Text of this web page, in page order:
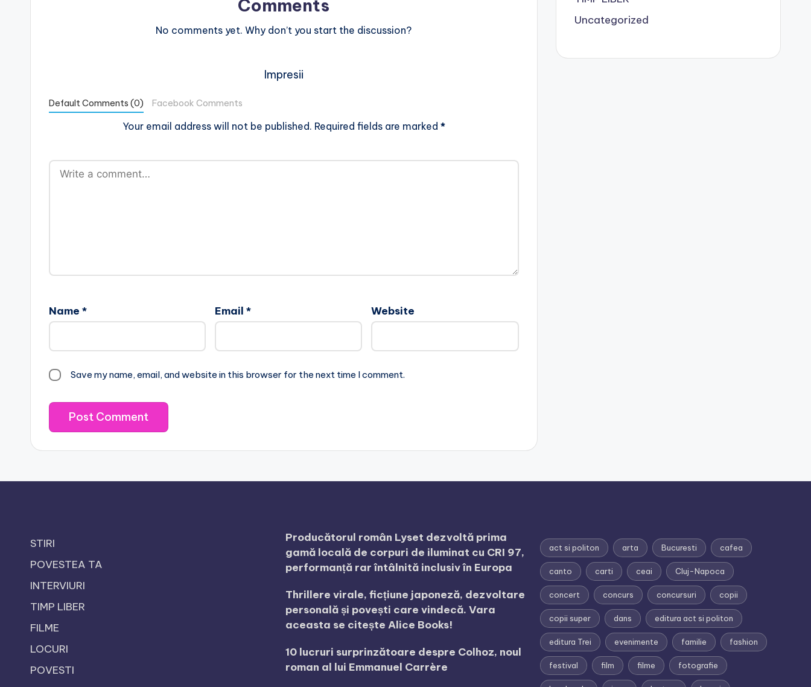
Comments
No comments yet. Why don’t you start the discussion?
Impresii
Default Comments (0) Facebook Comments
Your email address will not be published. Required fields are marked *
Name * Email * Website
Save my name, email, and website in this browser for the next time I comment.
Uncategorized
STIRI
POVESTEA TA
INTERVIURI
TIMP LIBER
FILME
LOCURI
POVESTI
Producătorul român Lyset dezvoltă prima
gamă locală de corpuri de iluminat cu CRI 97,
performanță rar întâlnită inclusiv în Europa
Thrillere virale, ficțiune japoneză, dezvoltare
personală și povești care vindecă. Vara
aceasta se citește Alice Books!
10 lucruri surprinzătoare despre Colhoz, noul
roman al lui Emmanuel Carrère
act si politon arta Bucuresti cafea
canto carti ceai Cluj-Napoca
concert concurs concursuri copii
copii super dans editura act si politon
editura Trei evenimente familie fashion
festival film filme fotografie